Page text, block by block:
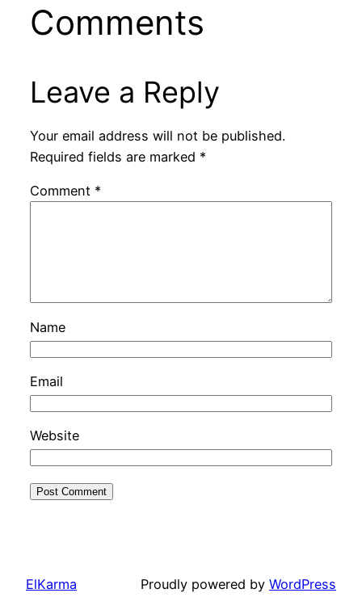
Comments
Leave a Reply
Your email address will not be published.
Required fields are marked *
Comment *
Name
Email
Website
ElKarma Proudly powered by WordPress